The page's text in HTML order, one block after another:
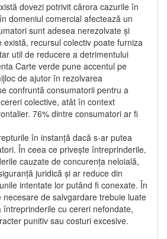
dovezi potrivit cărora cazurile în
domeniul comercial afectează un
sunt adesea nerezolvate şi
recursul colectiv poate furniza
util de reducere a detrimentului
Carte verde pune accentul pe
de ajutor în rezolvarea
confruntă consumatorii pentru a
colective, atât în context
76% dintre consumatori ar fi
în instanţă dacă s-ar putea
În ceea ce priveşte întreprinderile,
cauzate de concurenţa neloială,
juridică şi ar reduce din
intentate lor putând fi conexate. În
necesare de salvgardare trebuie luate
cu cereri nefondate,
punitiv sau costuri excesive.